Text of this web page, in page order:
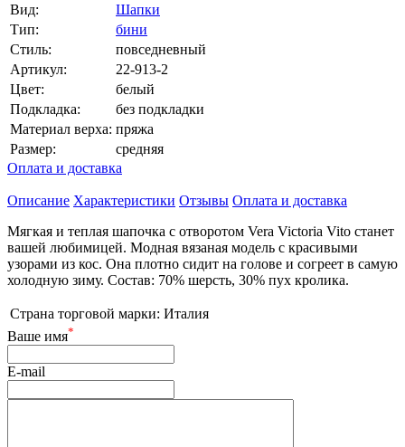
Вид:
Шапки
Тип:
бини
Стиль:
повседневный
Артикул:
22-913-2
Цвет:
белый
Подкладка:
без подкладки
Материал верха: пряжа
Размер:
средняя
Оплата и доставка
Описание Характеристики Отзывы Оплата и доставка
Мягкая и теплая шапочка с отворотом Vera Victoria Vito станет
вашей любимицей. Модная вязаная модель с красивыми
узорами из кос. Она плотно сидит на голове и согреет в самую
холодную зиму. Состав: 70% шерсть, 30% пух кролика.
Страна торговой марки: Италия
Ваше имя*
E-mail